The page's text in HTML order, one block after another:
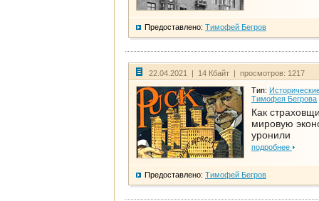
Предоставлено: Тимофей Бегров
22.04.2021 | 14 Кбайт | просмотров: 1217
Тип:
Тимофея Бегрова
Как
мировую
уронили
подробнее
Предоставлено: Тимофей Бегров